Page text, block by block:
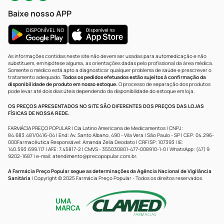
Baixe nosso APP
As informações contidas neste site não devem ser usadas para automedicação e não
substituem, em hipótese alguma, as orientações dadas pelo profissional da área médica.
Somente o médico está apto a diagnosticar qualquer problema de saúde e prescrever o
tratamento adequado. Todos os pedidos efetuados estão sujeitos à confirmação da
disponibilidade de produto em nosso estoque.O processo de separação dos produtos
pode levar até dois dias úteis dependendo da disponibilidade do estoque em loja.
OS PREÇOS APRESENTADOS NO SITE SÃO DIFERENTES DOS PREÇOS DAS LOJAS
FÍSICAS DE NOSSA REDE.
FARMÁCIA PREÇO POPULAR | Cia Latino Americana de Medicamentos | CNPJ:
84.683.481/0416-04 | End: Av. Santo Albano, 490 - Vila Vera | São Paulo - SP | CEP: 04.296-
000Farmacêutica Responsável: Amanda Zelia Deodato | CRF/SP: 107393 | IE:
140.593.699.117 | AFE: 7.45817-2 | CMVS - 355030801-477-008910-1-0 | WhatsApp: (47) 9
9202-1687 | e-mail: atendimento@precopopular.com.br.
A Farmácia Preço Popular segue as determinações da Agência Nacional de Vigilância
Sanitária | Copyright © 2025 Farmácia Preço Popular - Todos os direitos reservados.
UMA
MARCA